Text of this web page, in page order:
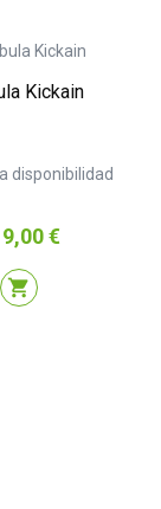
Kickain
disponibilidad
€
shopping_cart